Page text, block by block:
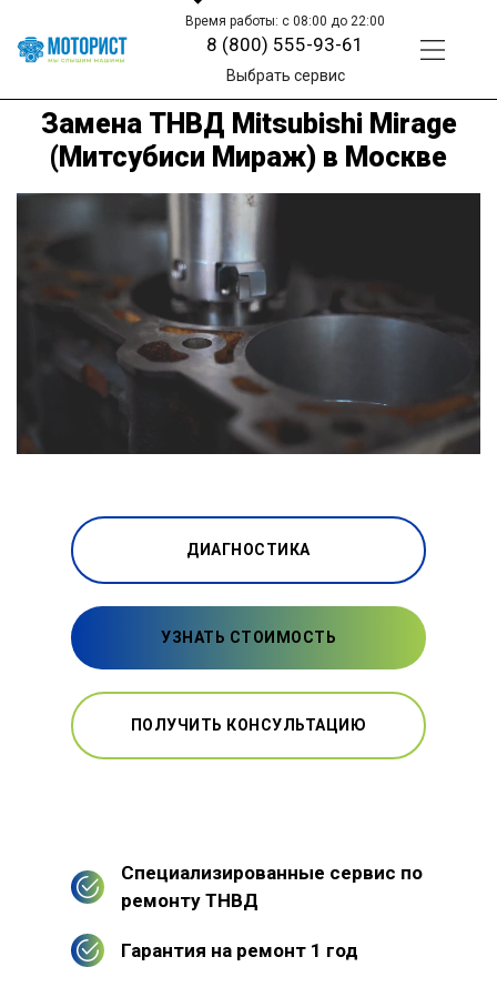
Время работы: с 08:00 до 22:00
8 (800) 555-93-61
Выбрать сервис
Замена ТНВД Mitsubishi Mirage
(Митсубиси Мираж) в Москве
ДИАГНОСТИКА
УЗНАТЬ СТОИМОСТЬ
ПОЛУЧИТЬ КОНСУЛЬТАЦИЮ
Специализированные сервис по
ремонту ТНВД
Гарантия на ремонт 1 год